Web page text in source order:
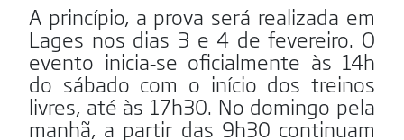
A princípio, a prova será realizada em
Lages nos dias 3 e 4 de fevereiro. O
evento inicia‐se oficialmente às 14h
do sábado com o início dos treinos
livres, até às 17h30. No domingo pela
manhã, a partir das 9h30 continuam